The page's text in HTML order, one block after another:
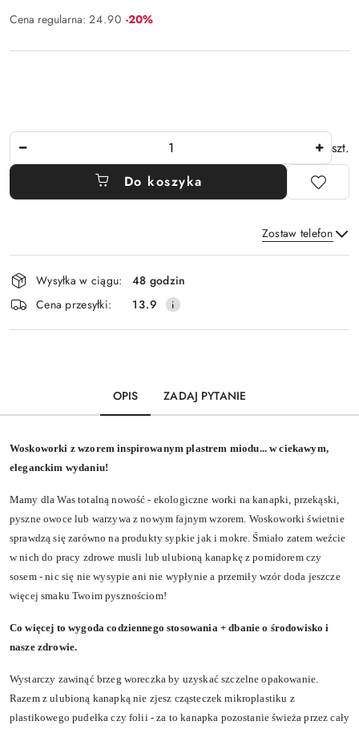
Cena regularna: 24.90 Rabat:
-20%
szt.
Do koszyka
Zostaw telefon
Wyślij
Dostępność
i
dostawa
Wysyłka w ciągu:
48 godzin
Cena przesyłki:
13.9
OPIS ZADAJ PYTANIE
Woskoworki z wzorem inspirowanym plastrem miodu... w ciekawym,
eleganckim wydaniu!
Mamy dla Was totalną nowość - ekologiczne worki na kanapki, przekąski,
pyszne owoce lub warzywa z nowym fajnym wzorem. Woskoworki świetnie
sprawdzą się zarówno na produkty sypkie jak i mokre. Śmiało zatem weźcie
w nich do pracy zdrowe musli lub ulubioną kanapkę z pomidorem czy
sosem - nic się nie wysypie ani nie wypłynie a przemiły wzór doda jeszcze
więcej smaku Twoim pysznościom!
Co więcej to wygoda codziennego stosowania + dbanie o środowisko i
nasze zdrowie.
Wystarczy zawinąć brzeg woreczka by uzyskać szczelne opakowanie.
Razem z ulubioną kanapką nie zjesz cząsteczek mikroplastiku z
plastikowego pudełka czy folii - za to kanapka pozostanie świeża przez cały